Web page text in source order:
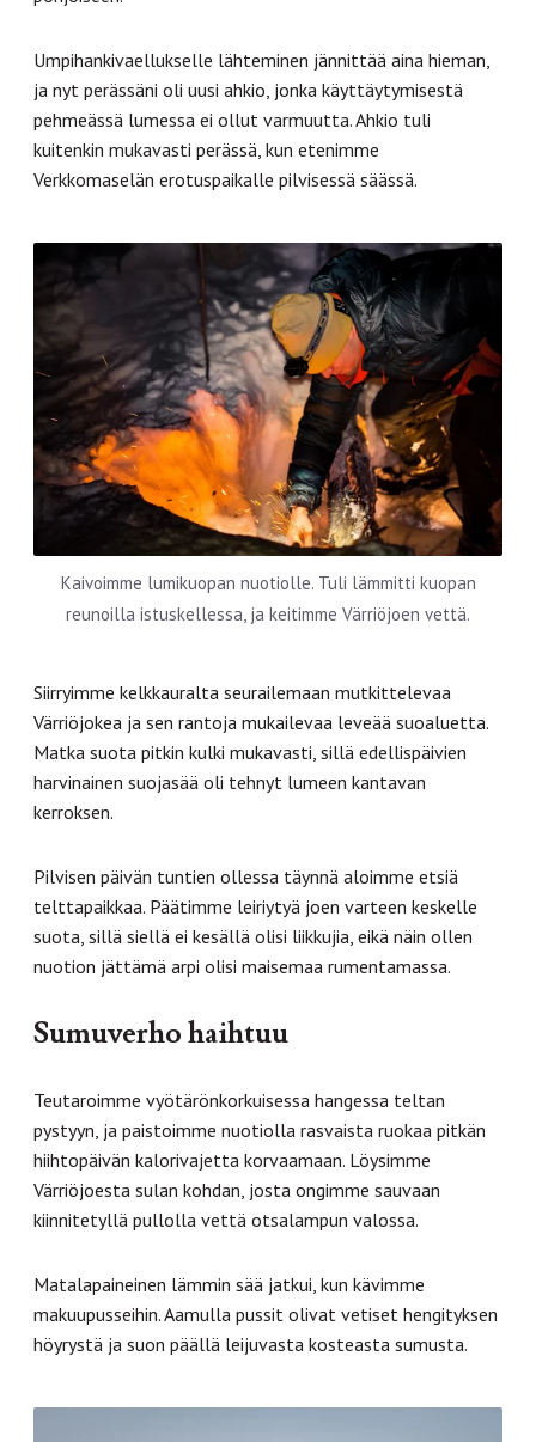
Umpihankivaellukselle lähteminen jännittää aina hieman,
ja nyt perässäni oli uusi ahkio, jonka käyttäytymisestä
pehmeässä lumessa ei ollut varmuutta. Ahkio tuli
kuitenkin mukavasti perässä, kun etenimme
Verkkomaselän erotuspaikalle pilvisessä säässä.
Kaivoimme lumikuopan nuotiolle. Tuli lämmitti kuopan
reunoilla istuskellessa, ja keitimme Värriöjoen vettä.
Siirryimme kelkkauralta seurailemaan mutkittelevaa
Värriöjokea ja sen rantoja mukailevaa leveää suoaluetta.
Matka suota pitkin kulki mukavasti, sillä edellispäivien
harvinainen suojasää oli tehnyt lumeen kantavan
kerroksen.
Pilvisen päivän tuntien ollessa täynnä aloimme etsiä
telttapaikkaa. Päätimme leiriytyä joen varteen keskelle
suota, sillä siellä ei kesällä olisi liikkujia, eikä näin ollen
nuotion jättämä arpi olisi maisemaa rumentamassa.
Sumuverho haihtuu
Teutaroimme vyötärönkorkuisessa hangessa teltan
pystyyn, ja paistoimme nuotiolla rasvaista ruokaa pitkän
hiihtopäivän kalorivajetta korvaamaan. Löysimme
Värriöjoesta sulan kohdan, josta ongimme sauvaan
kiinnitetyllä pullolla vettä otsalampun valossa.
Matalapaineinen lämmin sää jatkui, kun kävimme
makuupusseihin. Aamulla pussit olivat vetiset hengityksen
höyrystä ja suon päällä leijuvasta kosteasta sumusta.